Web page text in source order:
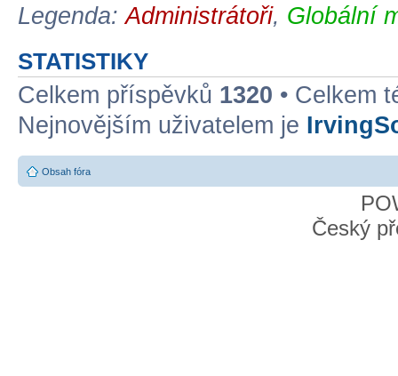
Legenda:Administrátoři, Globální
STATISTIKY
Celkem příspěvků 1320 • Celkem
Nejnovějším uživatelem je
Obsah fóra
Český